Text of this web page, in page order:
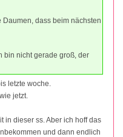
dass beim nächsten
bin nicht gerade groß, der
letzte woche.
jetzt.
in dieser ss. Aber ich hoff das
und dann endlich